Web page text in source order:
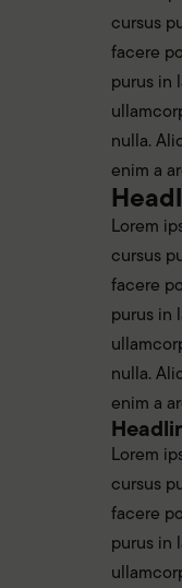
cursus
facere
purus in
nulla.
enim a
Lorem
cursus
facere
purus in
nulla.
enim a
Lorem
cursus
facere
purus in